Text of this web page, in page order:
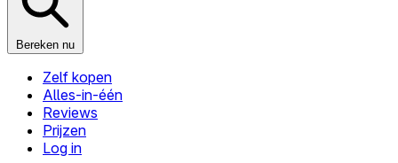
Bereken nu
Zelf kopen
Alles-in-één
Reviews
Prijzen
Log in